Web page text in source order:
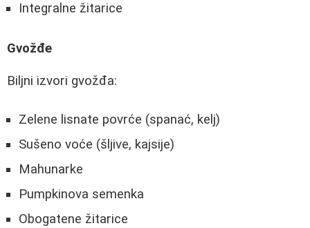
Integralne žitarice
Gvožđe
Biljni izvori gvožđa:
Zelene lisnate povrće (spanać, kelj)
Sušeno voće (šljive, kajsije)
Mahunarke
Pumpkinova semenka
Obogatene žitarice